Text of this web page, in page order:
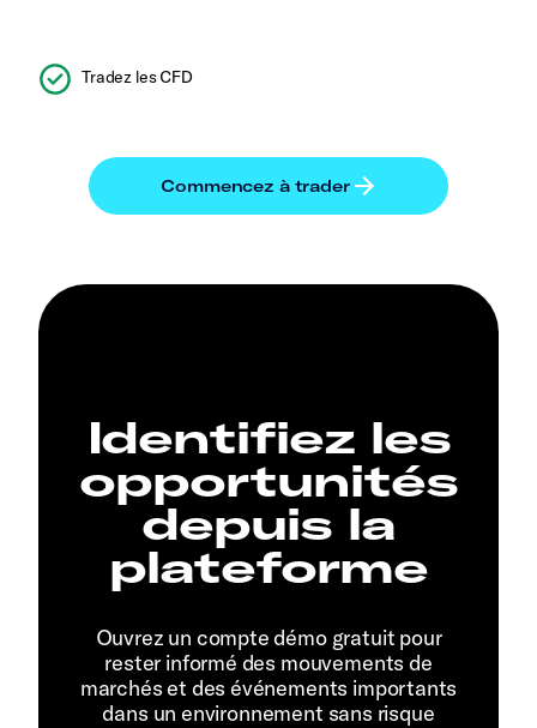
Tradez les CFD
Identifiez les
opportunités
depuis la
plateforme
Ouvrez un compte démo gratuit pour
rester informé des mouvements de
marchés et des événements importants
dans un environnement sans risque